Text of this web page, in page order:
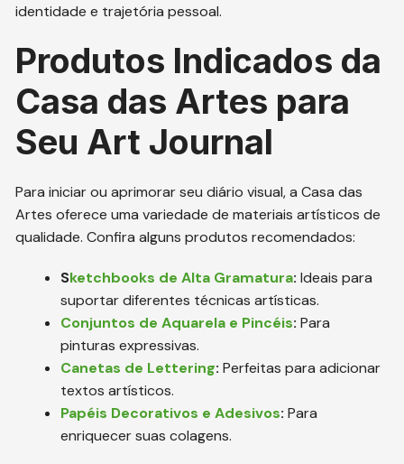
identidade e trajetória pessoal.
Produtos Indicados da
Casa das Artes para
Seu Art Journal
Para iniciar ou aprimorar seu diário visual, a Casa das
Artes oferece uma variedade de materiais artísticos de
qualidade. Confira alguns produtos recomendados:
Sketchbooks de Alta Gramatura: Ideais para
suportar diferentes técnicas artísticas.
Conjuntos de Aquarela e Pincéis: Para
pinturas expressivas.
Canetas de Lettering: Perfeitas para adicionar
textos artísticos.
Papéis Decorativos e Adesivos: Para
enriquecer suas colagens.